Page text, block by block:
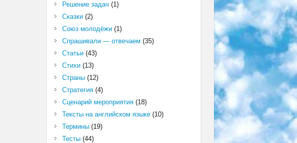
Решение задач (1)
Сказки(2)
Союз молодёжи(1)
Спрашивали — отвечаем (35)
Статьи(43)
Стихи(13)
Страны(12)
Стратегия(4)
Сценарий мероприятия(18)
Тексты на английском языке(10)
Термины(19)
Тесты(44)